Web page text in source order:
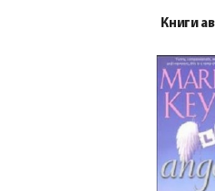
Книги